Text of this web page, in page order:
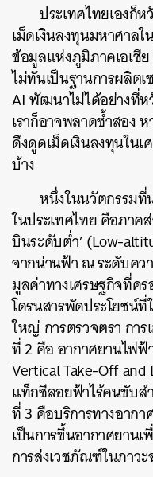
ประเทศไทยเองก็
เม็ดเงินลงทุนมหาศาล
ข้อมูลแห่งภูมิภาคเอเชี
ไม่ทันเป็นฐานการผลิต
AI พัฒนาไม่ได้อย่างที่ห
เราก็อาจพลาดซ้ำสอง
ดึงดูดเม็ดเงินลงทุนใน
บ้าง
หนึ่งในนวัตกรรม
ในประเทศไทย คือภาค
บินระดับต่ำ’ (Low-
จากน่านฟ้า ณ ระดับคว
มูลค่าทางเศรษฐกิจที่ค
โดรนสารพัดประโยชน์
ใหญ่ การตรวจตรา กา
ที่ 2 คือ อากาศยานไฟ
Vertical Take-Off and
แท็กซีลอยฟ้าไร้คนขับส
ที่ 3 คือบริการทางอาก
เป็นการขึ้นอากาศยาน
การส่งเวชภัณฑ์ในภาวะ